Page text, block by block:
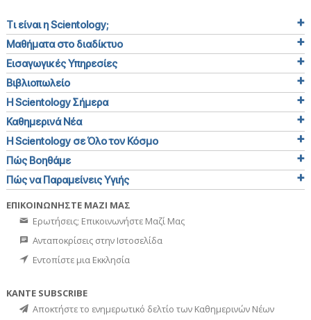
Τι είναι η Scientology;
Μαθήματα στο διαδίκτυο
Εισαγωγικές Υπηρεσίες
Βιβλιοπωλείο
Η Scientology Σήμερα
Καθημερινά Νέα
Η Scientology σε Όλο τον Κόσμο
Πώς Βοηθάμε
Πώς να Παραμείνεις Υγιής
ΕΠΙΚΟΙΝΩΝΗΣΤΕ ΜΑΖΙ ΜΑΣ
Ερωτήσεις; Επικοινωνήστε Μαζί Μας
Ανταποκρίσεις στην Ιστοσελίδα
Εντοπίστε μια Εκκλησία
ΚΑΝΤΕ SUBSCRIBE
Αποκτήστε το ενημερωτικό δελτίο των Καθημερινών Νέων